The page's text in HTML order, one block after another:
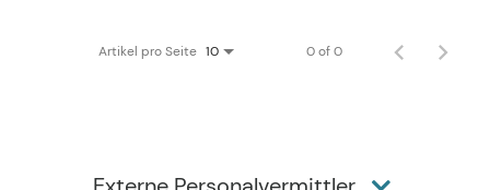
Artikel pro Seite 10 0 of 0